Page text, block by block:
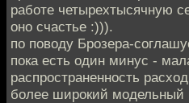
работе четырехтысячную
оно счастье :))).
по поводу Брозера-
пока есть один минус -
распространенность
более широкий модельный